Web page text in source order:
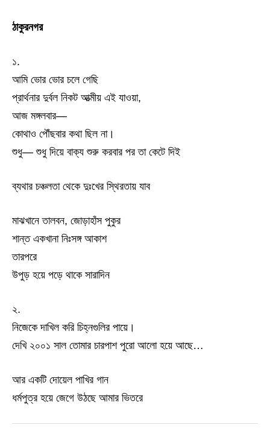
ঠাকুরনগর
১.
আমি ভোর ভোর চলে গেছি
প্রার্থনার দুর্বল নিকট আত্মীয় এই যাওয়া,
আজ মঙ্গলবার—
কোথাও পৌঁছবার কথা ছিল না।
শুধু— শুধু দিয়ে বাক্য শুরু করবার পর তা কেটে দিই
ব্যথার চঞ্চলতা থেকে দুঃখের স্থিরতায় যাব
মাঝখানে তালবন, জোড়াহাঁস পুকুর
শান্ত একখানা নিঃসঙ্গ আকাশ
তারপরে
উপুড় হয়ে পড়ে থাকে সারাদিন
২.
নিজেকে দাখিল করি চিহ্নগুলির পায়ে।
দেখি ২০০১ সাল তোমার চারপাশ পুরো আলো হয়ে আছে…
আর একটি দোয়েল পাখির গান
ধর্মপুত্র হয়ে জেগে উঠছে আমার ভিতরে